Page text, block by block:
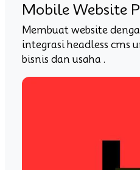
Mobile Website
Membuat website
integrasi headless cms
bisnis dan usaha .